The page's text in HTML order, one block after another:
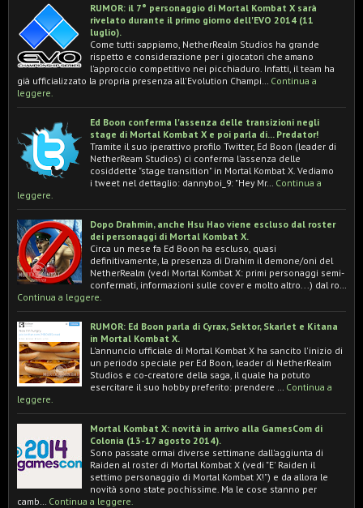
RUMOR: il 7° personaggio di Mortal Kombat X sarà
rivelato durante il primo giorno dell'EVO 2014 (11
luglio).
Come tutti sappiamo, NetherRealm Studios ha grande
rispetto e considerazione per i giocatori che amano
l'approccio competitivo nei picchiaduro. Infatti, il team ha
già ufficializzato la propria presenza all'Evolution Champi…
Continua a
leggere.
Ed Boon conferma l'assenza delle transizioni negli
stage di Mortal Kombat X e poi parla di... Predator!
Tramite il suo iperattivo profilo Twitter, Ed Boon (leader di
NetherReam Studios) ci conferma l'assenza delle
cosiddette "stage transition" in Mortal Kombat X. Vediamo
i tweet nel dettaglio: dannyboi_9: "Hey Mr…
Continua a
leggere.
Dopo Drahmin, anche Hsu Hao viene escluso dal roster
dei personaggi di Mortal Kombat X.
Circa un mese fa Ed Boon ha escluso, quasi
definitivamente, la presenza di Drahim il demone/oni del
NetherRealm (vedi Mortal Kombat X: primi personaggi semi-
confermati, informazioni sulle cover e molto altro...) dal ro…
Continua a leggere.
RUMOR: Ed Boon parla di Cyrax, Sektor, Skarlet e Kitana
in Mortal Kombat X.
L'annuncio ufficiale di Mortal Kombat X ha sancito l'inizio di
un periodo speciale per Ed Boon, leader di NetherRealm
Studios e co-creatore della saga, il quale ha potuto
esercitare il suo hobby preferito: prendere …
Continua a
leggere.
Mortal Kombat X: novità in arrivo alla GamesCom di
Colonia (13-17 agosto 2014).
Sono passate ormai diverse settimane dall'aggiunta di
Raiden al roster di Mortal Kombat X (vedi "E' Raiden il
settimo personaggio di Mortal Kombat X!") e da allora le
novità sono state pochissime. Ma le cose stanno per
camb…
Continua a leggere.